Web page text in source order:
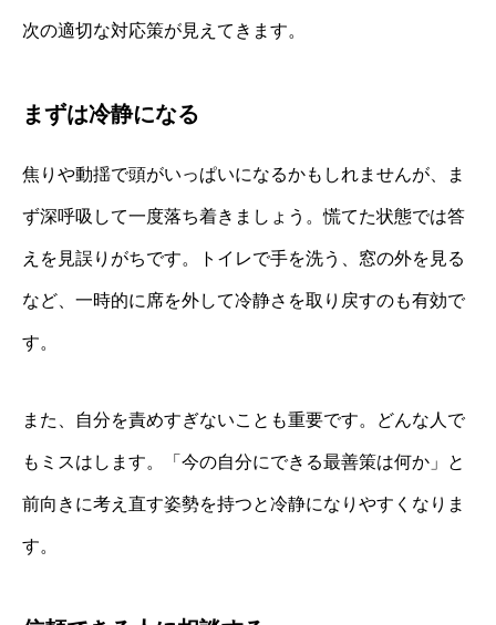
次の適切な対応策が見えてきます。
まずは冷静になる
焦りや動揺で頭がいっぱいになるかもしれませんが、ま
ず深呼吸して一度落ち着きましょう。慌てた状態では答
えを見誤りがちです。トイレで手を洗う、窓の外を見る
など、一時的に席を外して冷静さを取り戻すのも有効で
す。
また、自分を責めすぎないことも重要です。どんな人で
もミスはします。「今の自分にできる最善策は何か」と
前向きに考え直す姿勢を持つと冷静になりやすくなりま
す。